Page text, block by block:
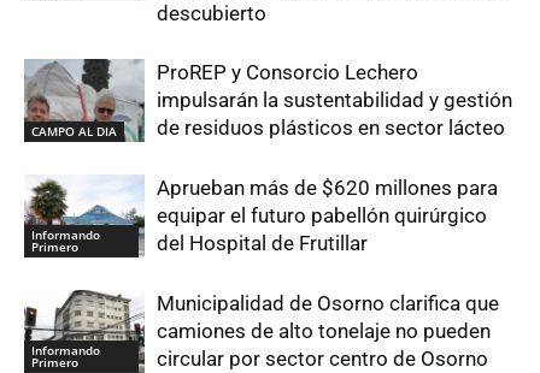
descubierto
CAMPO AL DIA
ProREP y Consorcio Lechero
impulsarán la sustentabilidad y gestión
de residuos plásticos en sector lácteo
Informando
Primero
Aprueban más de $620 millones para
equipar el futuro pabellón quirúrgico
del Hospital de Frutillar
Informando
Primero
Municipalidad de Osorno clarifica que
camiones de alto tonelaje no pueden
circular por sector centro de Osorno